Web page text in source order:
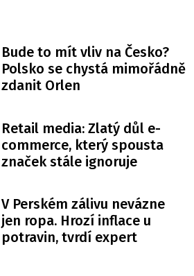
Bude to mít vliv na Česko?
Polsko se chystá mimořádně
zdanit Orlen
Retail media: Zlatý důl e-
commerce, který spousta
značek stále ignoruje
V Perském zálivu nevázne
jen ropa. Hrozí inflace u
potravin, tvrdí expert